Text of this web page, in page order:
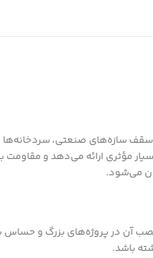
سازه‌های صنعتی،
مؤثری ارائه می‌دهد و مقاومت
می‌شود.
آن در پروژه‌های بزرگ و حساس
باشد.